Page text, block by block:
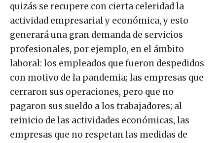
quizás se recupere con cierta celeridad la
actividad empresarial y económica, y esto
generará una gran demanda de servicios
profesionales, por ejemplo, en el ámbito
laboral: los empleados que fueron despedidos
con motivo de la pandemia; las empresas que
cerraron sus operaciones, pero que no
pagaron sus sueldo a los trabajadores; al
reinicio de las actividades económicas, las
empresas que no respetan las medidas de